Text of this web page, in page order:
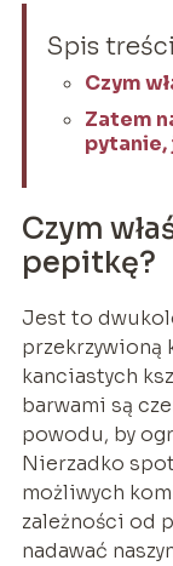
Spis
Czym
Zatem
pytanie,
Czym
pepitkę?
Jest to
przekrzywioną
kanciastych
barwami są
powodu, by
Nierzadko
możliwych
zależności od
nadawać